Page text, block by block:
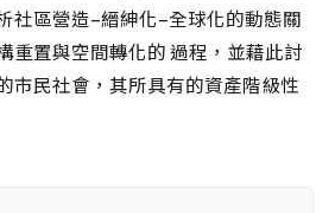
社區營造–縉紳化–全球化的動態關
重置與空間轉化的 過程，並藉此討
市民社會，其所具有的資產階級性